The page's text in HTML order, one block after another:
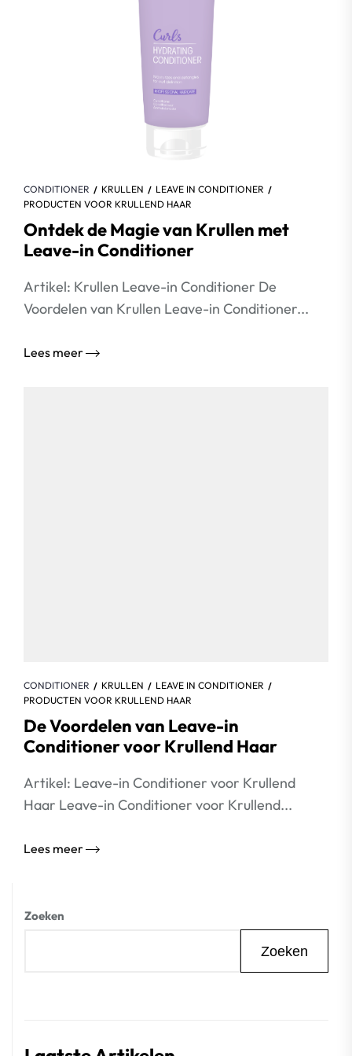
CONDITIONER KRULLEN
LEAVE IN CONDITIONER
PRODUCTEN VOOR KRULLEND HAAR
Ontdek de Magie van Krullen met
Leave-in Conditioner
Artikel: Krullen Leave-in Conditioner De
Voordelen van Krullen Leave-in Conditioner...
Lees meer
CONDITIONER KRULLEN
LEAVE IN CONDITIONER
PRODUCTEN VOOR KRULLEND HAAR
De Voordelen van Leave-in
Conditioner voor Krullend Haar
Artikel: Leave-in Conditioner voor Krullend
Haar Leave-in Conditioner voor Krullend...
Lees meer
Zoeken
Zoeken